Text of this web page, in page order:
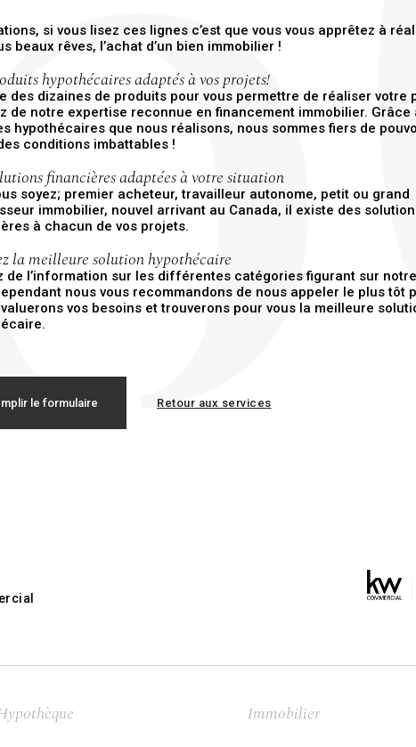
si vous lisez ces lignes c’est que vous vous apprêtez à
beaux rêves, l’achat d’un bien immobilier !
hypothécaires adaptés à vos projets!
des dizaines de produits pour vous permettre de réaliser votre
de notre expertise reconnue en financement immobilier. Grâce
hypothécaires que nous réalisons, nous sommes fiers de
conditions imbattables !
financières adaptées à votre situation
soyez; premier acheteur, travailleur autonome, petit ou grand
immobilier, nouvel arrivant au Canada, il existe des
à chacun de vos projets.
la meilleure solution hypothécaire
de l’information sur les différentes catégories figurant sur
nous vous recommandons de nous appeler le plus tôt
vos besoins et trouverons pour vous la meilleure
le formulaire Retour aux services
Immobilier